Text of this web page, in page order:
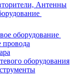
Антенны
оборудование
провода
оборудования